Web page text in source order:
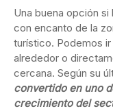
Una buena opción
con encanto de la
turístico. Podemos
alrededor o
cercana. Según su
convertido en uno
crecimiento del